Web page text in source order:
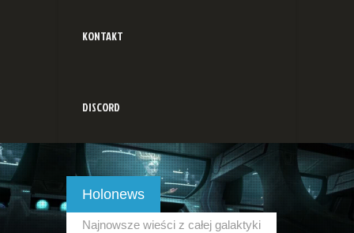
KONTAKT
DISCORD
Holonews
Najnowsze wieści z całej galaktyki